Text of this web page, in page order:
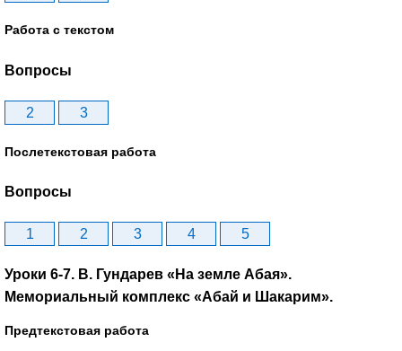
Работа с текстом
Вопросы
2 3
Послетекстовая работа
Вопросы
1 2 3 4 5
Уроки 6-7. В. Гундарев «На земле Абая».
Мемориальный комплекс «Абай и Шакарим».
Предтекстовая работа